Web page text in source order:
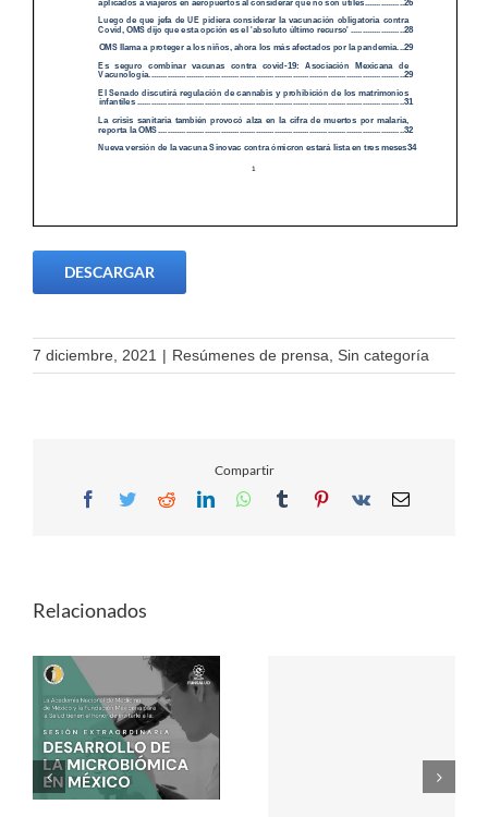
DESCARGAR
7 diciembre, 2021 | Resúmenes de prensa, Sin categoría
Compartir
Facebook
TwitterRedditLinkedInWhatsApp
TumblrPinterest
Vk Email
Relacionados